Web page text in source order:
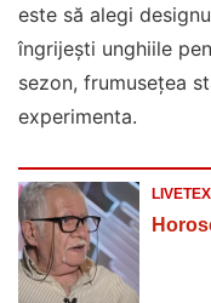
este să alegi
îngrijești unghiile
sezon, frumusețea
experimenta.